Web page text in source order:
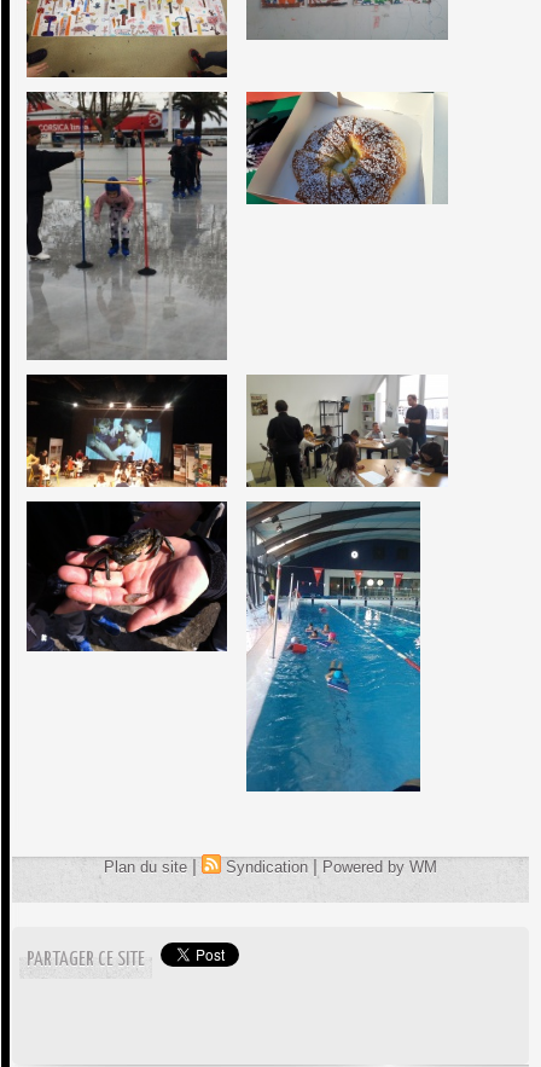
Plan du site | Syndication | Powered by WM
PARTAGER CE SITE